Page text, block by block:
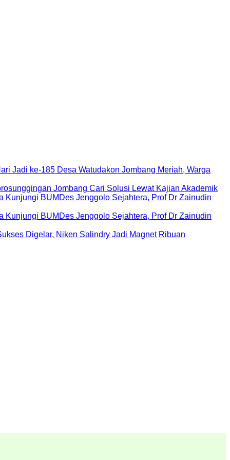
Jadi ke-185 Desa Watudakon Jombang Meriah, Warga
Jombang Cari Solusi Lewat Kajian Akademik
Kunjungi BUMDes Jenggolo Sejahtera, Prof Dr Zainudin
Kunjungi BUMDes Jenggolo Sejahtera, Prof Dr Zainudin
Digelar, Niken Salindry Jadi Magnet Ribuan